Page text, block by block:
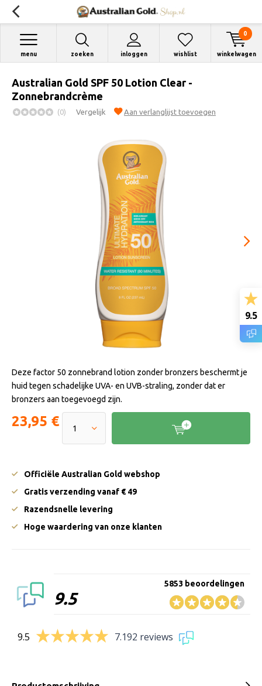
zoeken inloggen
menu wishlist winkelwagen
0
Australian Gold SPF 50 Lotion Clear -
Zonnebrandcrème
(0) Vergelijk Aan verlanglijst toevoegen
Deze factor 50 zonnebrand lotion zonder bronzers beschermt je
huid tegen schadelijke UVA- en UVB-straling, zonder dat er
bronzers aan toegevoegd zijn.
23,95 €
Officiële Australian Gold webshop
Gratis verzending vanaf € 49
Razendsnelle levering
Hoge waardering van onze klanten
9.5
5853 beoordelingen
9.5 7.192 reviews
9.5